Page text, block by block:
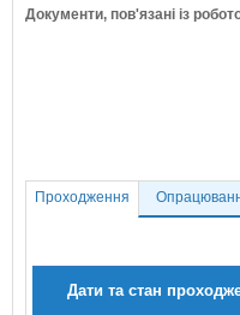
Документи, пов'язані із
Проходження
Дати та стан